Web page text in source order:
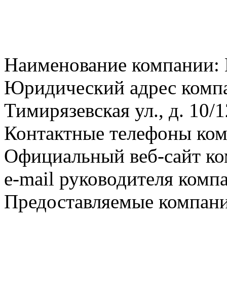
Наименование
Юридический адрес
Тимирязевская ул., д. 10/
Контактные телефоны
Официальный веб-сайт
e-mail руководителя
Предоставляемые